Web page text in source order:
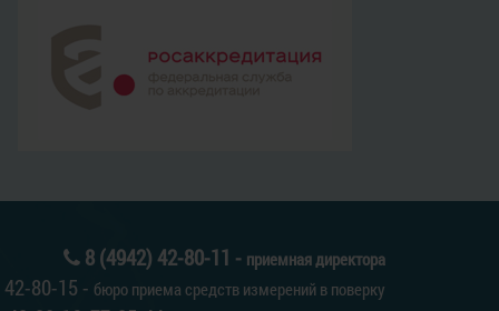
8 (4942) 42-80-11 - приемная директора
42-80-15 - бюро приема средств измерений в поверку